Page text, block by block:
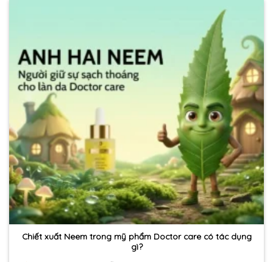
Chiết xuất Neem trong mỹ phẩm Doctor care có tác dụng
gì?